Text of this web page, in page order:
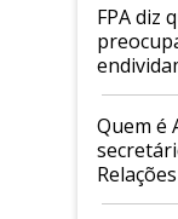
FPA diz
Quem é
Mapa